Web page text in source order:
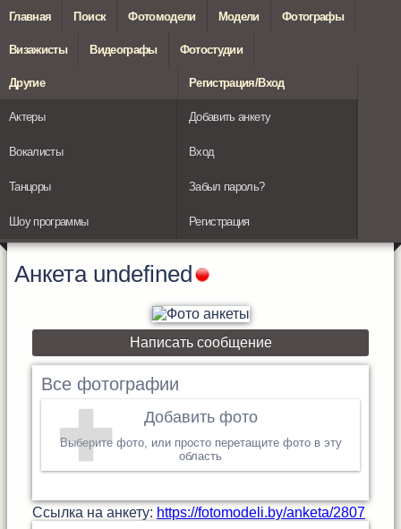
Главная Поиск Фотомодели Модели Фотографы
Визажисты Видеографы Фотостудии
Другие
Актеры
Вокалисты
Танцоры
Шоу программы
Регистрация/Вход
Добавить анкету
Вход
Забыл пароль?
Регистрация
Анкета undefined
Написать сообщение
Все фотографии
Добавить фото
Выберите фото, или просто перетащите фото в эту
область
Cсылка на анкету: https://fotomodeli.by/anketa/2807